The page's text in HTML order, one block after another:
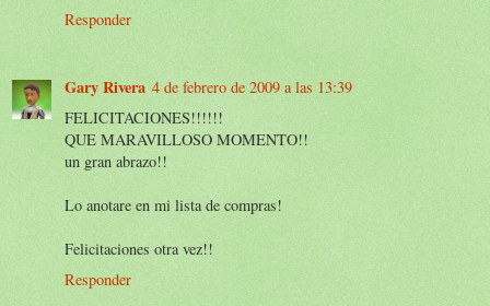
Responder
Gary Rivera 4 de febrero de 2009 a las 13:39
FELICITACIONES!!!!!!
QUE MARAVILLOSO MOMENTO!!
un gran abrazo!!
Lo anotare en mi lista de compras!
Felicitaciones otra vez!!
Responder